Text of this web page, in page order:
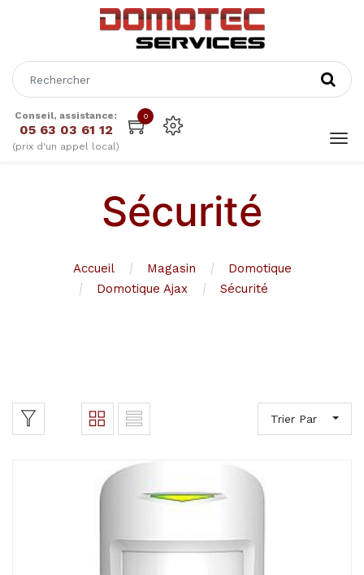
Conseil, assistance:
05 63 03 61 12
(prix d'un appel local)
0
Sécurité
Accueil Magasin
Domotique
Domotique Ajax
Sécurité
Trier Par